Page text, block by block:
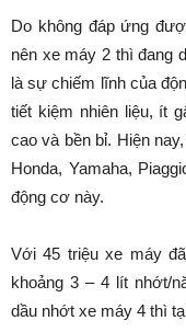
Do không đáp ứng
nên xe máy 2 thì đang
là sự chiếm lĩnh của
tiết kiệm nhiên liệu, ít
cao và bền bỉ. Hiện
Honda, Yamaha,
động cơ này.
Với 45 triệu xe máy
khoảng 3 – 4 lít nhớt/
dầu nhớt xe máy 4 thì